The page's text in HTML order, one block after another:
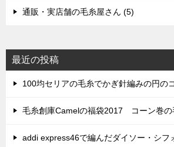
通販・実店舗の毛糸屋さん (5)
最近の投稿
100均セリアの毛糸でかぎ針編みの円の
毛糸創庫Camelの福袋2017 コーン巻の
addi express46で編んだダイソー・シフ